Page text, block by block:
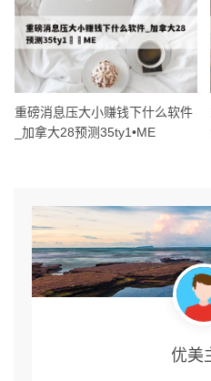
重磅消息压大小赚钱下什么软件
_加拿大28预测35ty1 •ME
优美